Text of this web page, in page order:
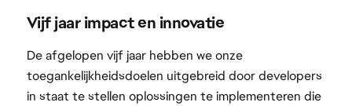
Vijf jaar impact en innovatie
De afgelopen vijf jaar hebben we onze
toegankelijkheidsdoelen uitgebreid door developers
in staat te stellen oplossingen te implementeren die